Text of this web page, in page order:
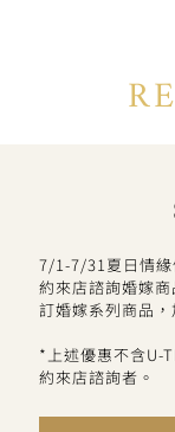
7/1-7/31夏日情緣
約來店諮詢婚嫁
訂婚嫁系列商品
*上述優惠不含U-
約來店諮詢者。